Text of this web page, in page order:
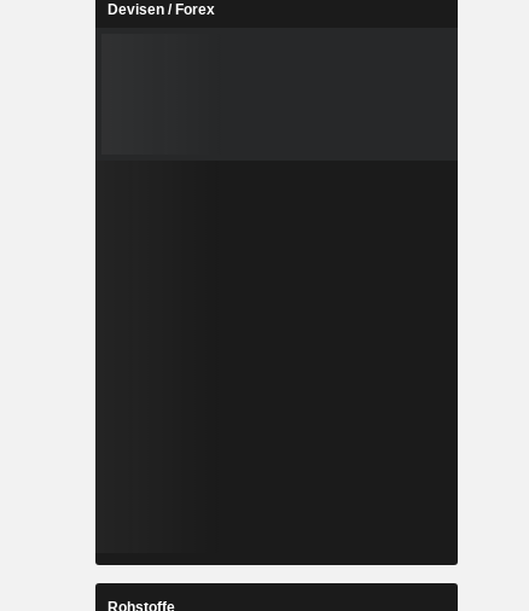
Devisen / Forex
Rohstoffe